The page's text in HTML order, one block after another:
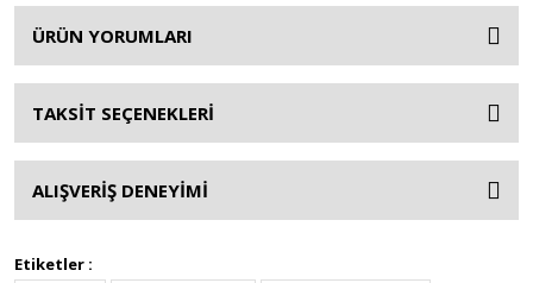
ÜRÜN YORUMLARI
TAKSİT SEÇENEKLERİ
ALIŞVERİŞ DENEYİMİ
Etiketler :